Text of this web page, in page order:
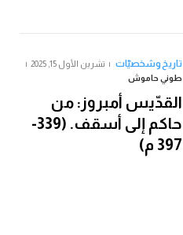
تاريخ وشخصيّات
تشرين الأول 15, 2025
طوني حاموش
القدّيس أمبروز: من
حاكم إلى أسقف. (339-
397 م)